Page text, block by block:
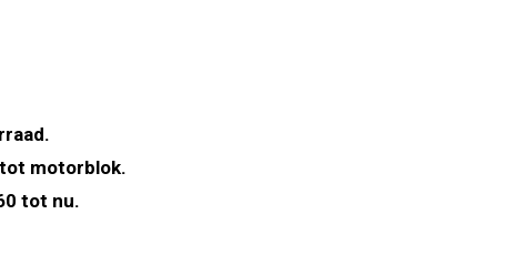
motorblok.
tot nu.